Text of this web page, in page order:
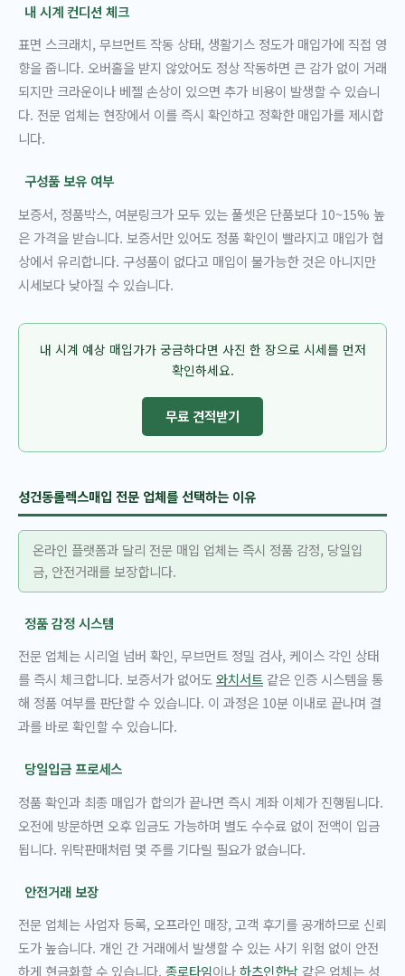
내 시계 컨디션 체크
표면 스크래치, 무브먼트 작동 상태, 생활기스 정도가 매입가에 직접 영
향을 줍니다. 오버홀을 받지 않았어도 정상 작동하면 큰 감가 없이 거래
되지만 크라운이나 베젤 손상이 있으면 추가 비용이 발생할 수 있습니
다. 전문 업체는 현장에서 이를 즉시 확인하고 정확한 매입가를 제시합
니다.
구성품 보유 여부
보증서, 정품박스, 여분링크가 모두 있는 풀셋은 단품보다 10~15% 높
은 가격을 받습니다. 보증서만 있어도 정품 확인이 빨라지고 매입가 협
상에서 유리합니다. 구성품이 없다고 매입이 불가능한 것은 아니지만
시세보다 낮아질 수 있습니다.
내 시계 예상 매입가가 궁금하다면 사진 한 장으로 시세를 먼저
확인하세요.
무료 견적받기
성건동롤렉스매입 전문 업체를 선택하는 이유
온라인 플랫폼과 달리 전문 매입 업체는 즉시 정품 감정, 당일입
금, 안전거래를 보장합니다.
정품 감정 시스템
전문 업체는 시리얼 넘버 확인, 무브먼트 정밀 검사, 케이스 각인 상태
를 즉시 체크합니다. 보증서가 없어도와치서트 같은 인증 시스템을 통
해 정품 여부를 판단할 수 있습니다. 이 과정은 10분 이내로 끝나며 결
과를 바로 확인할 수 있습니다.
당일입금 프로세스
정품 확인과 최종 매입가 합의가 끝나면 즉시 계좌 이체가 진행됩니다.
오전에 방문하면 오후 입금도 가능하며 별도 수수료 없이 전액이 입금
됩니다. 위탁판매처럼 몇 주를 기다릴 필요가 없습니다.
안전거래 보장
전문 업체는 사업자 등록, 오프라인 매장, 고객 후기를 공개하므로 신뢰
도가 높습니다. 개인 간 거래에서 발생할 수 있는 사기 위험 없이 안전
하게 현금화할 수 있습니다. 종로타임이나하츠인한남 같은 업체는 성